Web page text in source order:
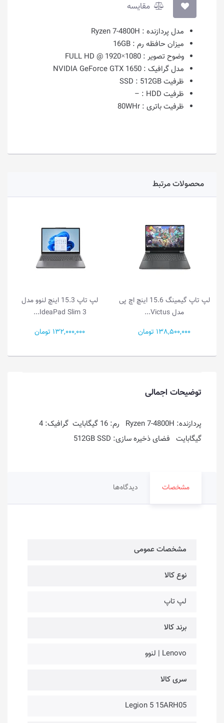
مقایسه
مدل پردازنده : Ryzen 7-4800H
میزان حافظه رم : 16GB
وضوح تصویر : 1080×1920 @ FULL HD
مدل گرافیک : NVIDIA GeForce GTX 1650
ظرفیت SSD :512GB
ظرفیت HDD :
–
ظرفیت باتری : 80WHr
محصولات مرتبط
لپ تاپ 15.3 اینچ لنوو مدل
IdeaPad Slim 3...
132,000,000 تومان
لپ تاپ 15.3 اینچ لنوو مدل
IdeaPad Slim 3...
99,000,000 تومان
توضیحات اجمالی
پردازنده: Ryzen 7-4800H رم: 16 گیگابایت گرافیک: 4
گیگابایت فضای ذخیره سازی: 512GB SSD
مشخصات دیدگاه‌ها
مشخصات عمومی
نوع کالا
لپ تاپ
برند کالا
Lenovo | لنوو
سری کالا
Legion 5 15ARH05